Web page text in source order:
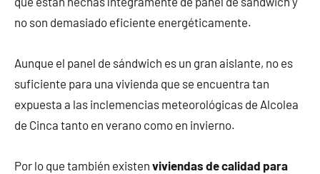
no son demasiado eficiente energéticamente.
Aunque el panel de sándwich es un gran aislante, no es
suficiente para una vivienda que se encuentra tan
expuesta a las inclemencias meteorológicas de Alcolea
de Cinca tanto en verano como en invierno.
Por lo que también existen viviendas de calidad para